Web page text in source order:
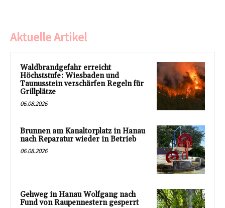
Aktuelle Artikel
Waldbrandgefahr erreicht
Höchststufe: Wiesbaden und
Taunusstein verschärfen Regeln für
Grillplätze
06.08.2026
Brunnen am Kanaltorplatz in Hanau
nach Reparatur wieder in Betrieb
06.08.2026
Gehweg in Hanau Wolfgang nach
Fund von Raupennestern gesperrt